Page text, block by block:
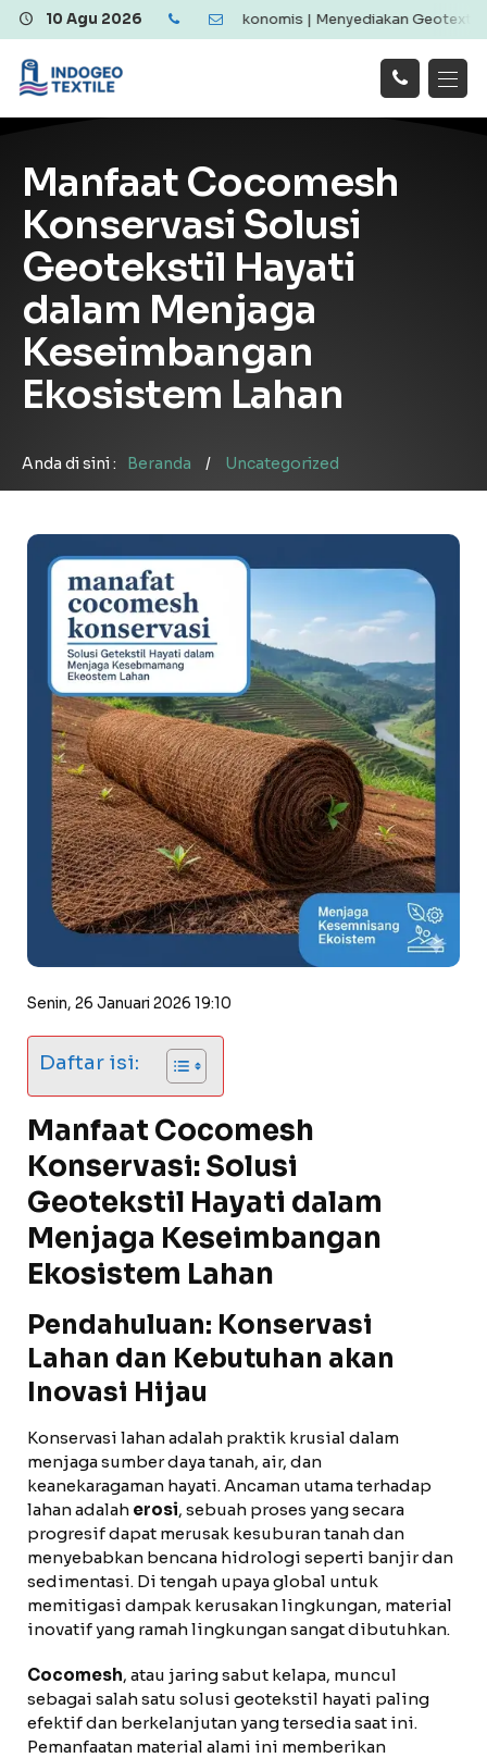
10 Agu 2026
Berkualitas dan Ekonomis | Menyediakan Geotextile Woven
Tentang Kami
Layanan
Hubungi
Manfaat Cocomesh
Konservasi Solusi
Geotekstil Hayati
dalam Menjaga
Keseimbangan
Ekosistem Lahan
Anda di sini : Beranda / Uncategorized
Senin, 26 Januari 2026 19:10
Daftar isi:
Manfaat Cocomesh
Konservasi: Solusi
Geotekstil Hayati dalam
Menjaga Keseimbangan
Ekosistem Lahan
Pendahuluan: Konservasi
Lahan dan Kebutuhan akan
Inovasi Hijau
Konservasi lahan adalah praktik krusial dalam
menjaga sumber daya tanah, air, dan
keanekaragaman hayati. Ancaman utama terhadap
lahan adalah erosi, sebuah proses yang secara
progresif dapat merusak kesuburan tanah dan
menyebabkan bencana hidrologi seperti banjir dan
sedimentasi. Di tengah upaya global untuk
memitigasi dampak kerusakan lingkungan, material
inovatif yang ramah lingkungan sangat dibutuhkan.
Cocomesh, atau jaring sabut kelapa, muncul
sebagai salah satu solusi geotekstil hayati paling
efektif dan berkelanjutan yang tersedia saat ini.
Pemanfaatan material alami ini memberikan